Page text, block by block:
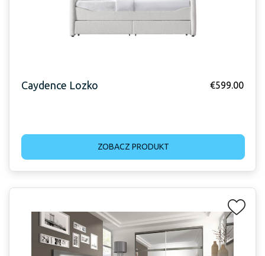
Caydence Lozko €599.00
ZOBACZ PRODUKT